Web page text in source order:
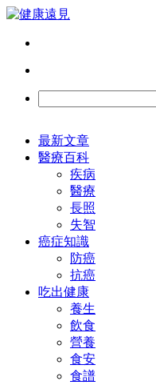
最新文章
醫療百科
疾病
醫療
長照
失智
癌症知識
防癌
抗癌
吃出健康
養生
飲食
營養
食安
食譜